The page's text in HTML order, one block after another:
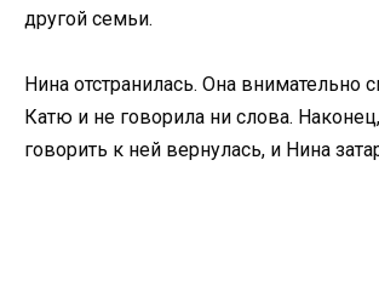
другой семьи.
Нина отстранилась. Она внимательно
Катю и не говорила ни слова.
говорить к ней вернулась, и Нина